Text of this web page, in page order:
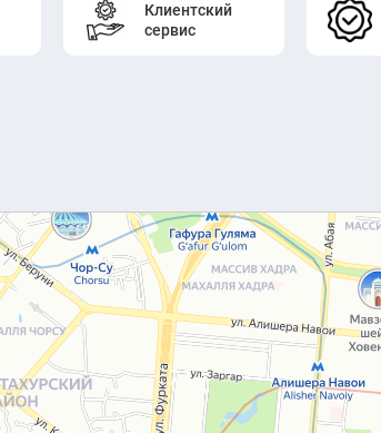
Клиентский
сервис